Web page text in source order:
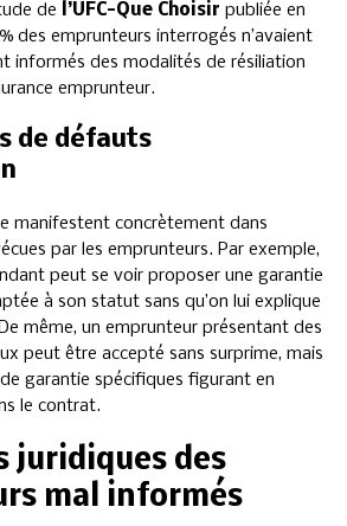
de
l’UFC-Que Choisir publiée en
des emprunteurs interrogés n’avaient
informés des modalités de résiliation
emprunteur.
de défauts
manifestent concrètement dans
par les emprunteurs. Par exemple,
peut se voir proposer une garantie
à son statut sans qu’on lui explique
même, un emprunteur présentant des
peut être accepté sans surprime, mais
garantie spécifiques figurant en
le contrat.
juridiques des
mal informés